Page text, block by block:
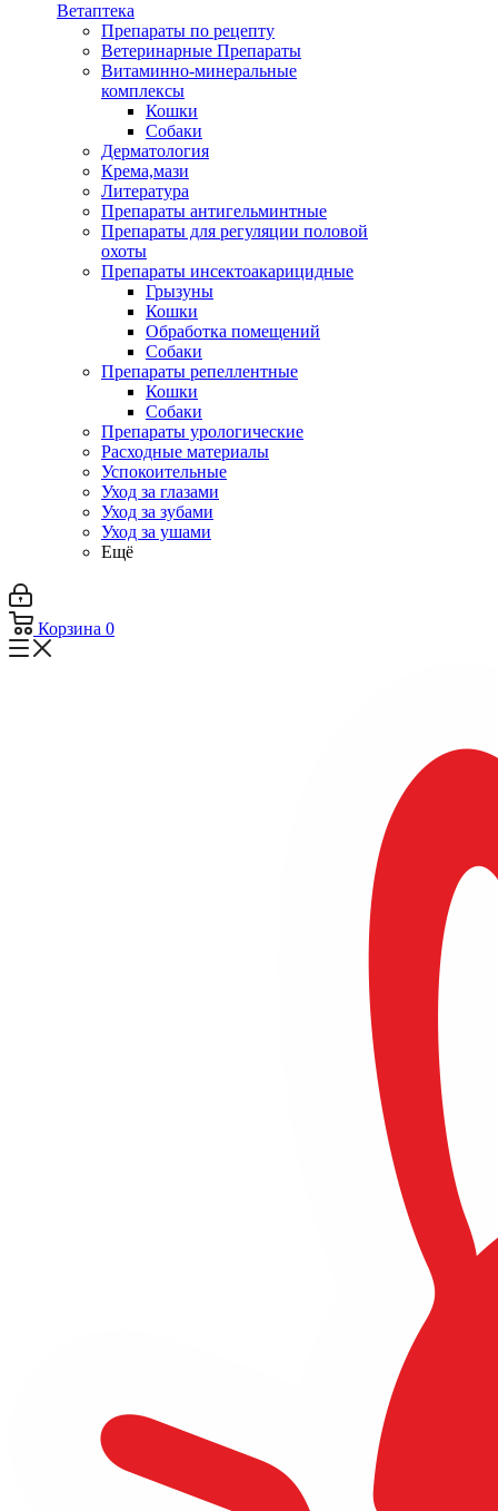
Ветаптека
Препараты по рецепту
Ветеринарные Препараты
Витаминно-минеральные
комплексы
Кошки
Собаки
Дерматология
Крема,мази
Литература
Препараты антигельминтные
Препараты для регуляции половой
охоты
Препараты инсектоакарицидные
Грызуны
Кошки
Обработка помещений
Собаки
Препараты репеллентные
Кошки
Собаки
Препараты урологические
Расходные материалы
Успокоительные
Уход за глазами
Уход за зубами
Уход за ушами
Ещё
Корзина 0